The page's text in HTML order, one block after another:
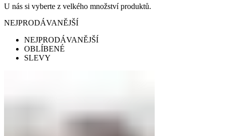
U nás si vyberte z velkého množství produktů.
NEJPRODÁVANĚJŠÍ
NEJPRODÁVANĚJŠÍ
OBLÍBENÉ
SLEVY